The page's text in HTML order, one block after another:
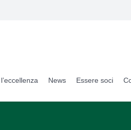
News Essere soci